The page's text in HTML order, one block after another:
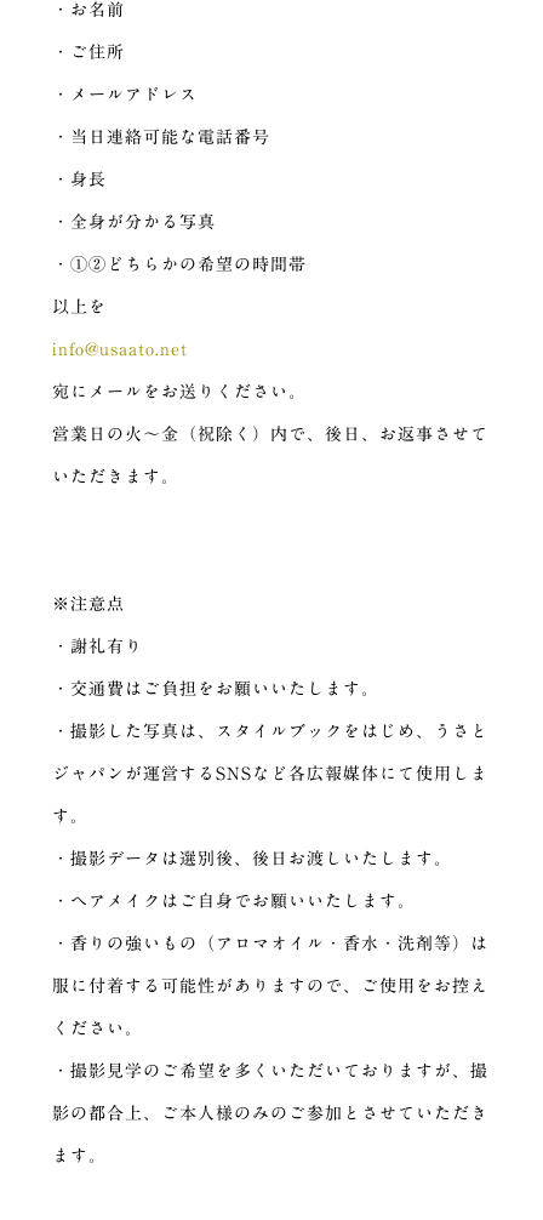
・お名前
・ご住所
・メールアドレス
・当日連絡可能な電話番号
・身長
・全身が分かる写真
・①②どちらかの希望の時間帯
以上を
info@usaato.net
宛にメールをお送りください。
営業日の火〜金（祝除く）内で、後日、お返事させて
いただきます。
※注意点
・謝礼有り
・交通費はご負担をお願いいたします。
・撮影した写真は、スタイルブックをはじめ、うさと
ジャパンが運営するSNSなど各広報媒体にて使用しま
す。
・撮影データは選別後、後日お渡しいたします。
・ヘアメイクはご自身でお願いいたします。
・香りの強いもの（アロマオイル・香水・洗剤等）は
服に付着する可能性がありますので、ご使用をお控え
ください。
・撮影見学のご希望を多くいただいておりますが、撮
影の都合上、ご本人様のみのご参加とさせていただき
ます。